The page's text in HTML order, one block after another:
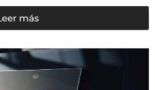
más